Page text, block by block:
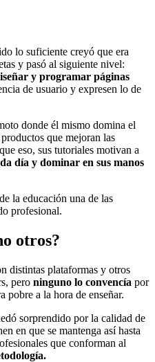
lo suficiente creyó que era
y pasó al siguiente nivel:
y programar páginas
de usuario y expresen lo de
donde él mismo domina el
que mejoran las
eso, sus tutoriales motivan a
día y dominar en sus manos
la educación una de las
profesional.
otros?
distintas plataformas y otros
pero ninguno lo convencía por
pobre a la hora de enseñar.
sorprendido por la calidad de
en que se mantenga así hasta
que conforman al